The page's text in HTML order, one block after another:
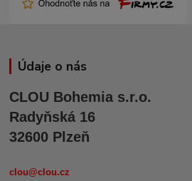
Údaje o nás
CLOU Bohemia s.r.o.
Radyňská 16
32600 Plzeň
clou@clou.cz